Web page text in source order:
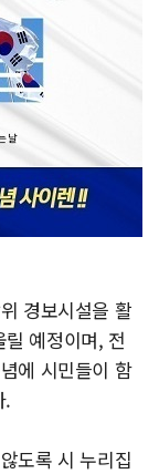
경보시설을 활
예정이며, 전
에 시민들이 함
.
도록 시 누리집